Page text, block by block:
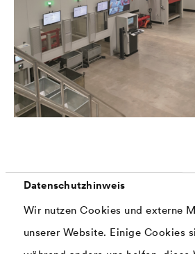
Datenschutzhinweis
Wir nutzen Cookies und externe
unserer Website. Einige Cookies
Modernste Technologie
Kleinstteilen.